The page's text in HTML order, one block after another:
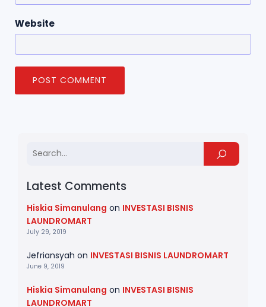
Latest Comments
Hiskia Simanulang on INVESTASI BISNIS
LAUNDROMART
July 29, 2019
Jefriansyah on INVESTASI BISNIS LAUNDROMART
June 9, 2019
Hiskia Simanulang on INVESTASI BISNIS
LAUNDROMART
Website